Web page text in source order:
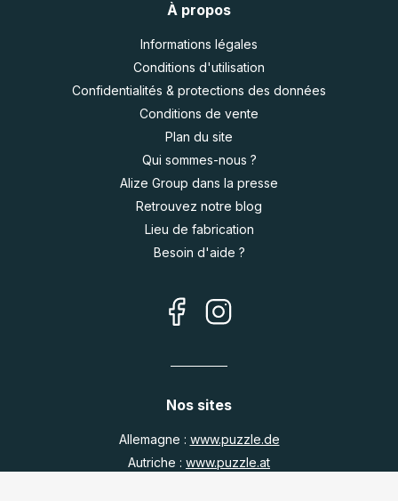
À propos
Informations légales
Conditions d'utilisation
Confidentialités & protections des données
Conditions de vente
Plan du site
Qui sommes-nous ?
Alize Group dans la presse
Retrouvez notre blog
Lieu de fabrication
Besoin d'aide ?
Nos sites
Allemagne : www.puzzle.de
Autriche : www.puzzle.at